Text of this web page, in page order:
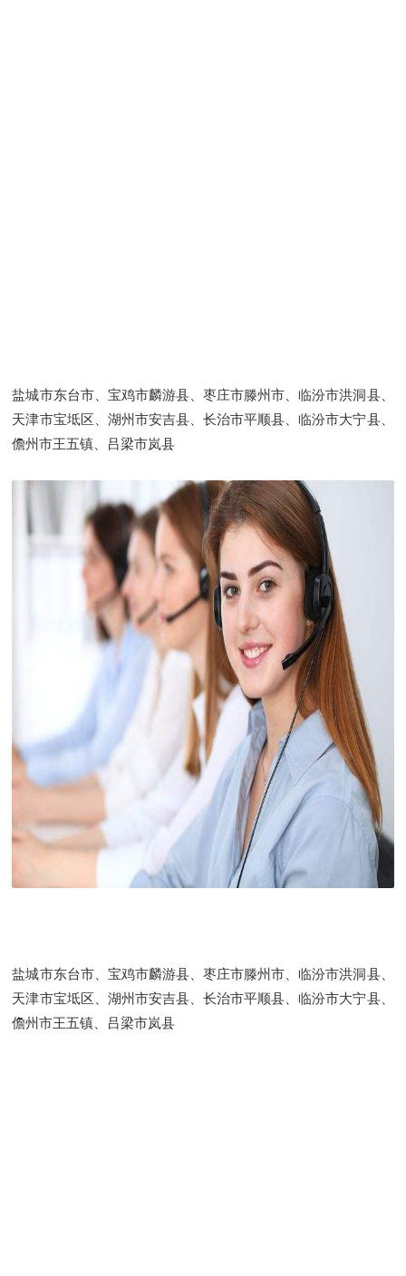
盐城市东台市、宝鸡市麟游县、枣庄市滕州市、临汾市洪洞县、
天津市宝坻区、湖州市安吉县、长治市平顺县、临汾市大宁县、
儋州市王五镇、吕梁市岚县
盐城市东台市、宝鸡市麟游县、枣庄市滕州市、临汾市洪洞县、
天津市宝坻区、湖州市安吉县、长治市平顺县、临汾市大宁县、
儋州市王五镇、吕梁市岚县